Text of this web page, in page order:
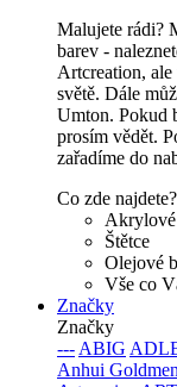
Malujete rádi?
barev -
Artcreation,
světě. Dále
Umton. Pokud
prosím vědět.
zařadíme do
Co zde najdete?
Štětce
Olejové
Vše co
Značky
Značky
--- ABIG
Anhui